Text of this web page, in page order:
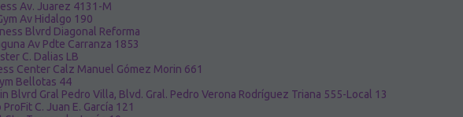
Av. Juarez 4131-M
Av Hidalgo 190
Blvrd Diagonal Reforma
Av Pdte Carranza 1853
C. Dalias LB
Center Calz Manuel Gómez Morin 661
Bellotas 44
Blvrd Gral Pedro Villa, Blvd. Gral. Pedro Verona Rodríguez Triana 555-Local 13
ProFit C. Juan E. García 121